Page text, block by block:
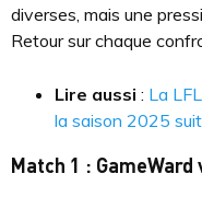
diverses, mais une
Retour sur chaque
Lire aussi : La
la saison 2025
Match 1 : GameWard